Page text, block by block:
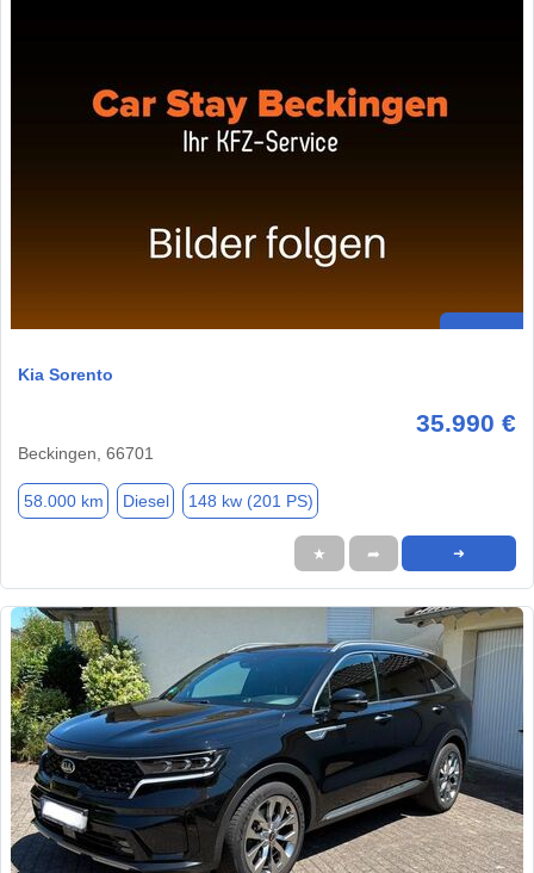
Kia Sorento
35.990 €
Beckingen, 66701
58.000 km Diesel 148 kw (201 PS)
★ ➦ ➜